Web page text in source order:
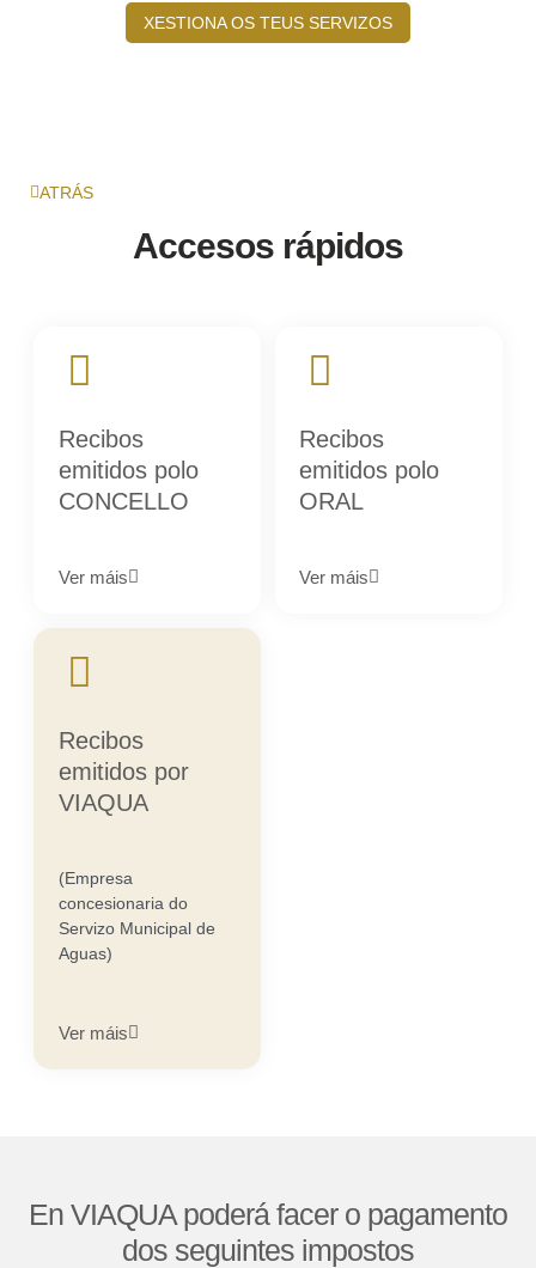
XESTIONA OS TEUS SERVIZOS
ATRÁS
Accesos rápidos
Recibos
emitidos polo
CONCELLO
Ver máis
Recibos
emitidos polo
ORAL
Ver máis
Recibos
emitidos por
VIAQUA
(Empresa
concesionaria do
Servizo Municipal de
Aguas)
Ver máis
En VIAQUA poderá facer o pagamento
dos seguintes impostos